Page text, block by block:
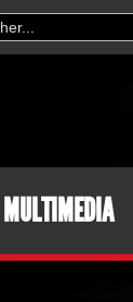
MULTIMEDIA